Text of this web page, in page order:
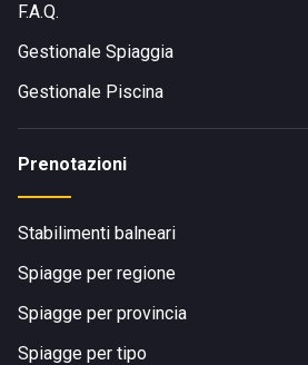
F.A.Q.
Gestionale Spiaggia
Gestionale Piscina
Prenotazioni
Stabilimenti balneari
Spiagge per regione
Spiagge per provincia
Spiagge per tipo